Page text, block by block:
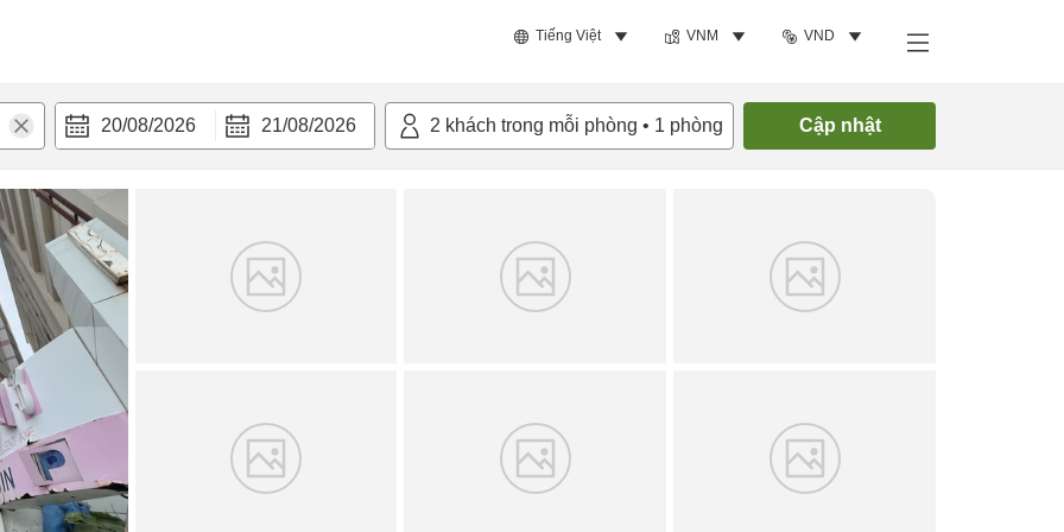
Tiếng Việt VNM VND
20/08/2026 21/08/2026 2 khách trong mỗi phòng • 1 phòng Cập nhật
nghi Tìm phòng trống